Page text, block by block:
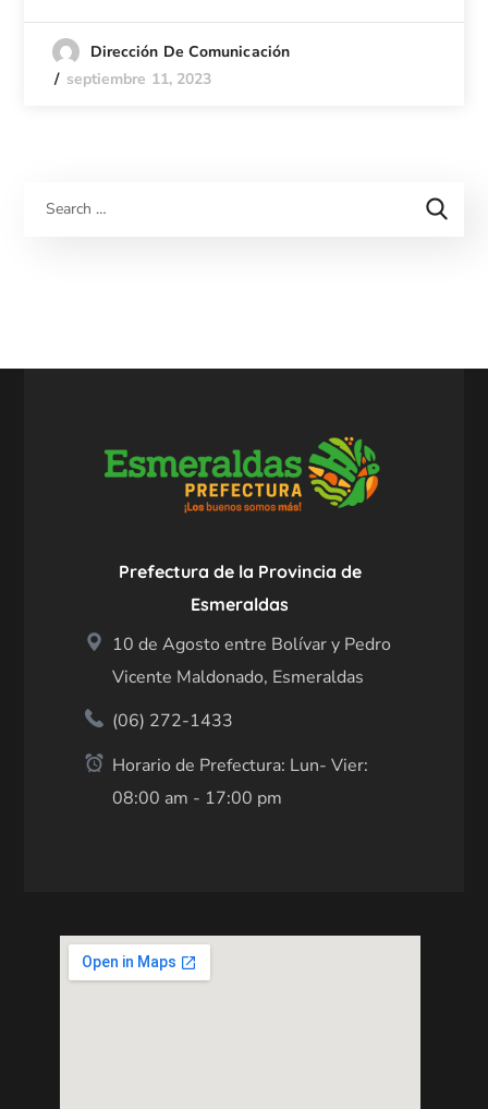
Dirección De Comunicación
septiembre 11, 2023
Prefectura de la Provincia de
Esmeraldas
10 de Agosto entre Bolívar y Pedro
Vicente Maldonado, Esmeraldas
(06) 272-1433
Horario de Prefectura: Lun- Vier:
08:00 am - 17:00 pm